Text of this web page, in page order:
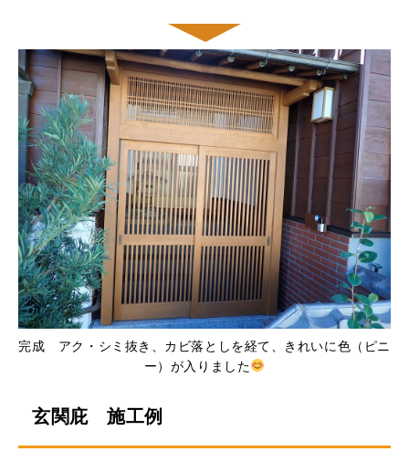
完成 アク・シミ抜き、カビ落としを経て、きれいに色（ピニ
ー）が入りました
玄関庇 施工例